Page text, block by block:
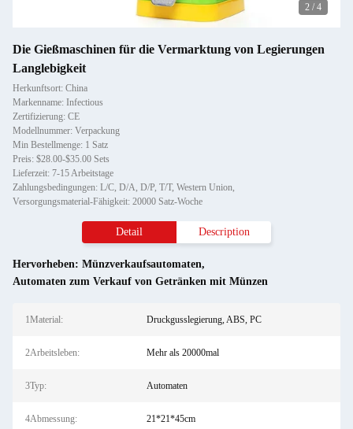
2 / 4
Die Gießmaschinen für die Vermarktung von Legierungen
Langlebigkeit
Herkunftsort: China
Markenname: Infectious
Zertifizierung: CE
Modellnummer: Verpackung
Min Bestellmenge: 1 Satz
Preis: $28.00-$35.00 Sets
Lieferzeit: 7-15 Arbeitstage
Zahlungsbedingungen: L/C, D/A, D/P, T/T, Western Union,
Versorgungsmaterial-Fähigkeit: 20000 Satz-Woche
Detail Description
Hervorheben: Münzverkaufsautomaten,
Automaten zum Verkauf von Getränken mit Münzen
1Material: Druckgusslegierung, ABS, PC
2Arbeitsleben: Mehr als 20000mal
3Typ: Automaten
4Abmessung: 21*21*45cm